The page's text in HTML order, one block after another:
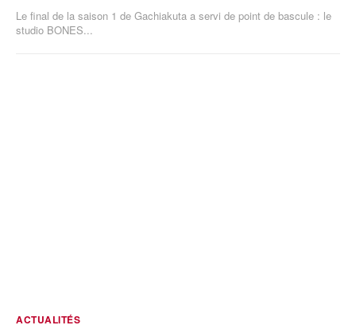
Le final de la saison 1 de Gachiakuta a servi de point de bascule : le
studio BONES...
ACTUALITÉS